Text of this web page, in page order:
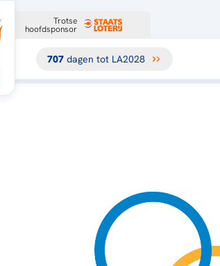
Trotse
hoofdsponsor
707 dagen tot LA2028